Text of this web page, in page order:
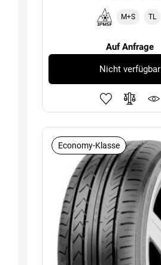
M+S TL
Auf Anfrage
Nicht verfügbar
Economy-Klasse